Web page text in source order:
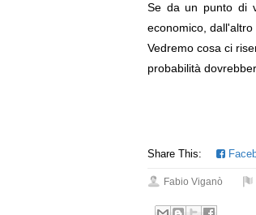
Se da un punto di
economico,
Vedremo cosa ci
probabilità
Share This:
Fabio Viganò